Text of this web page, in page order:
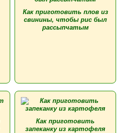
Как приготовить плов из
свинины, чтобы рис был
рассыпчатым
Как приготовить
запеканку из картофеля